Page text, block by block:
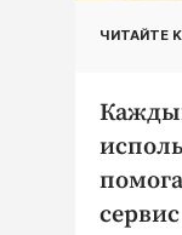
ЧИТАЙТЕ